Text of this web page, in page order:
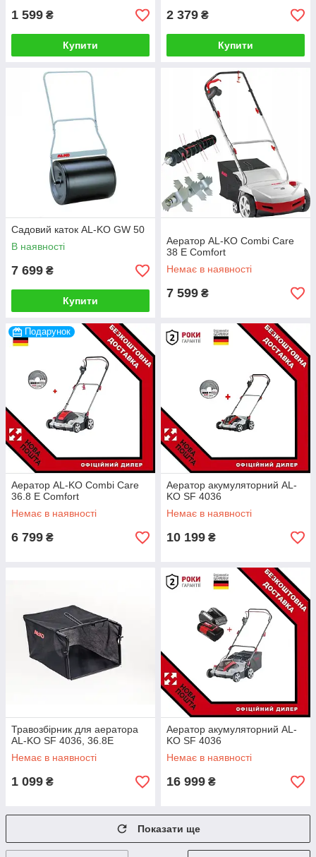
1 599 ₴
Купити
2 379 ₴
Купити
Садовий каток AL-KO GW 50
В наявності
7 699 ₴
Купити
Аератор AL-KO Combi Care
38 E Comfort
Немає в наявності
7 599 ₴
Подарунок
Аератор AL-KO Combi Care
36.8 E Comfort
Немає в наявності
6 799 ₴
Аератор акумуляторний AL-
KO SF 4036
Немає в наявності
10 199 ₴
Травозбірник для аератора
AL-KO SF 4036, 36.8E
Немає в наявності
1 099 ₴
Аератор акумуляторний AL-
KO SF 4036
Немає в наявності
16 999 ₴
Показати ще